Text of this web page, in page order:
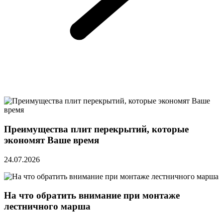
Преимущества плит перекрытий, которые
экономят Ваше время
24.07.2026
На что обратить внимание при монтаже
лестничного марша